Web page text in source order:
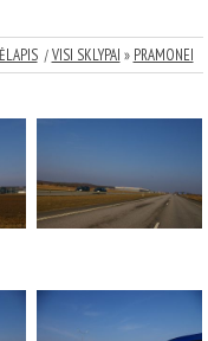
| VISI SKLYPAI » PRAMONEI